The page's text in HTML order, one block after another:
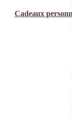
Cadeaux